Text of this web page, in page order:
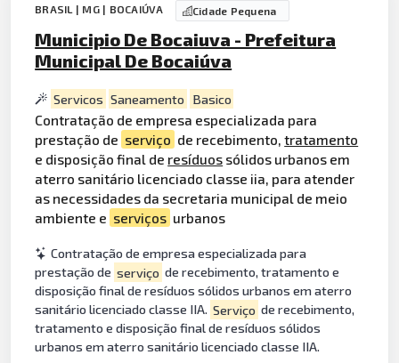
BRASIL | MG | BOCAIÚVA Cidade Pequena
Municipio De Bocaiuva - Prefeitura
Municipal De Bocaiúva
Servicos Saneamento Basico
Contratação de empresa especializada para
prestação de serviço de recebimento,tratamento
e disposição final de resíduos sólidos urbanos em
aterro sanitário licenciado classe iia, para atender
as necessidades da secretaria municipal de meio
ambiente e serviços urbanos
Contratação de empresa especializada para
prestação de serviço de recebimento, tratamento e
disposição final de resíduos sólidos urbanos em aterro
sanitário licenciado classe IIA. Serviço de recebimento,
tratamento e disposição final de resíduos sólidos
urbanos em aterro sanitário licenciado classe IIA.